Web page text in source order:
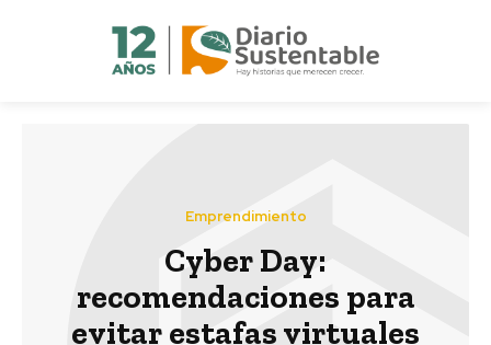
Emprendimiento
Cyber Day:
recomendaciones para
evitar estafas virtuales